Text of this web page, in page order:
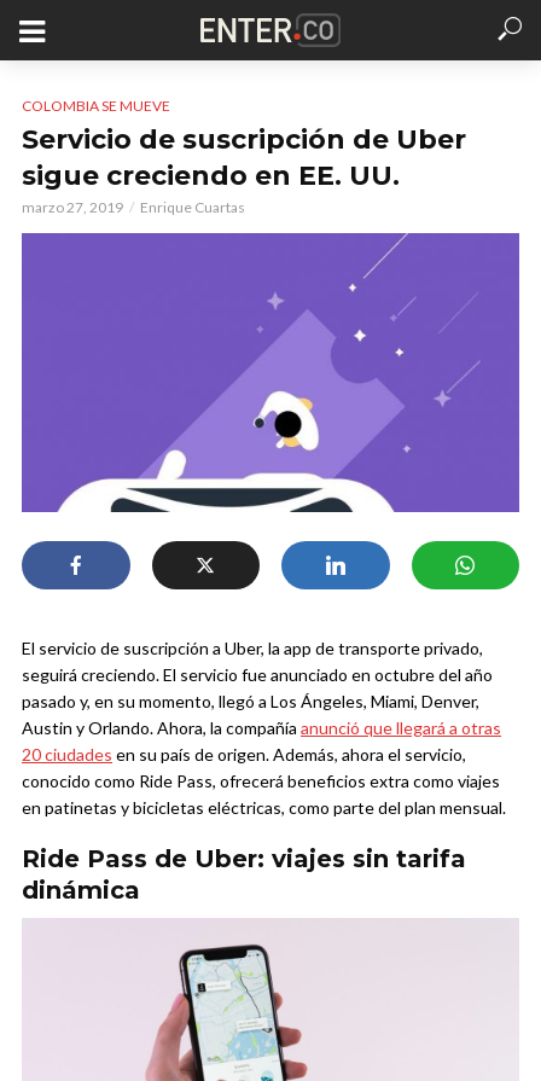
COLOMBIA SE MUEVE
Servicio de suscripción de Uber
sigue creciendo en EE. UU.
marzo 27, 2019 Enrique Cuartas
El servicio de suscripción a Uber, la app de transporte privado,
seguirá creciendo. El servicio fue anunciado en octubre del año
pasado y, en su momento, llegó a Los Ángeles, Miami, Denver,
Austin y Orlando. Ahora, la compañía anunció que llegará a otras
20 ciudades en su país de origen. Además, ahora el servicio,
conocido como Ride Pass, ofrecerá beneficios extra como viajes
en patinetas y bicicletas eléctricas, como parte del plan mensual.
Ride Pass de Uber: viajes sin tarifa
dinámica